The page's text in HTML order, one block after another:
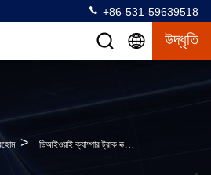
+86-531-59639518
উদ্ধৃতি
> ডিআইওয়াই ক্যাম্পার ট্রাক বক্স আরভি ট্রেলার এবং এক্সপিডিশন মোটরহোমের জন্য 7.7 ফুট সর্বোচ্চ পেয়লোড 900 কেজি